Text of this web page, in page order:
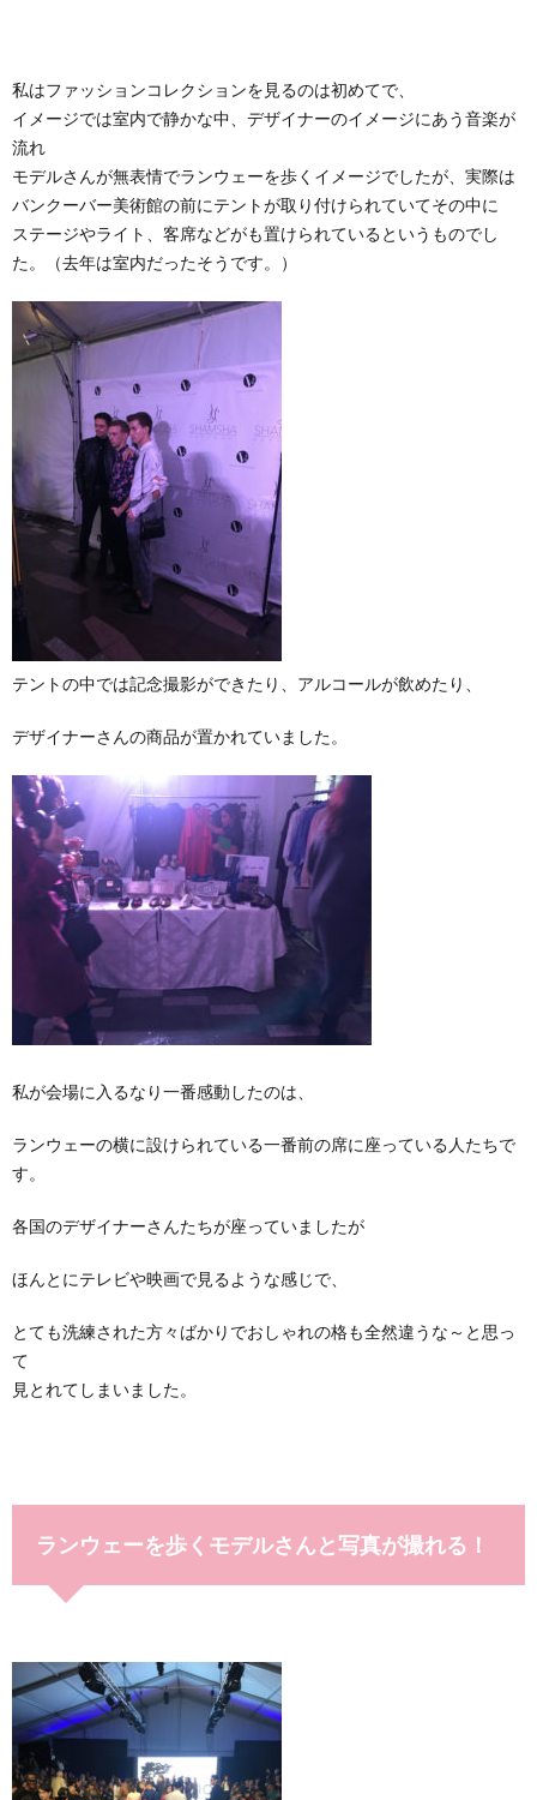
私はファッションコレクションを見るのは初めてで、
イメージでは室内で静かな中、デザイナーのイメージにあう音楽が
流れ
モデルさんが無表情でランウェーを歩くイメージでしたが、実際は
バンクーバー美術館の前にテントが取り付けられていてその中に
ステージやライト、客席などがも置けられているというものでし
た。（去年は室内だったそうです。）
テントの中では記念撮影ができたり、アルコールが飲めたり、
デザイナーさんの商品が置かれていました。
私が会場に入るなり一番感動したのは、
ランウェーの横に設けられている一番前の席に座っている人たちで
す。
各国のデザイナーさんたちが座っていましたが
ほんとにテレビや映画で見るような感じで、
とても洗練された方々ばかりでおしゃれの格も全然違うな～と思っ
て
見とれてしまいました。
ランウェーを歩くモデルさんと写真が撮れる！